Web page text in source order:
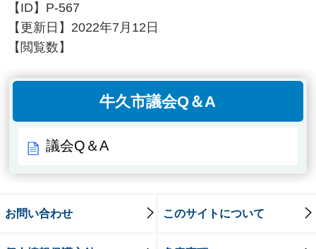
【ID】 P-567
【更新日】 2022年7月12日
【閲覧数】
牛久市議会Q＆A
議会Q＆A
お問い合わせ このサイトについて